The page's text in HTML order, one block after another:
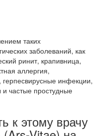
таких
заболеваний, как
ринит, крапивница,
аллергия,
инфекции,
частые простудные
к этому врачу